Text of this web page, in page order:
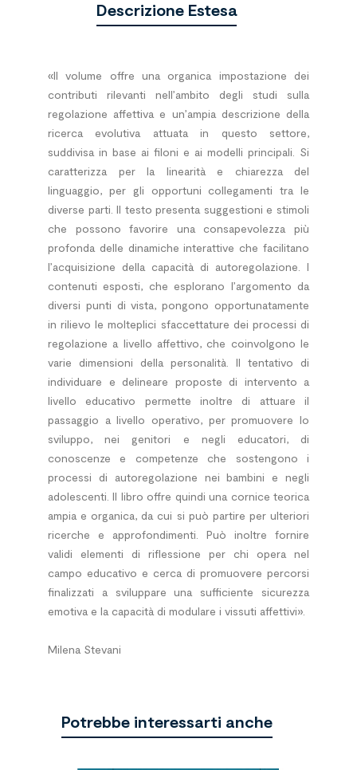
Descrizione Estesa
«Il volume offre una organica impostazione dei
contributi rilevanti nell’ambito degli studi sulla
regolazione affettiva e un’ampia descrizione della
ricerca evolutiva attuata in questo settore,
suddivisa in base ai filoni e ai modelli principali. Si
caratterizza per la linearità e chiarezza del
linguaggio, per gli opportuni collegamenti tra le
diverse parti. Il testo presenta suggestioni e stimoli
che possono favorire una consapevolezza più
profonda delle dinamiche interattive che facilitano
l’acquisizione della capacità di autoregolazione. I
contenuti esposti, che esplorano l’argomento da
diversi punti di vista, pongono opportunatamente
in rilievo le molteplici sfaccettature dei processi di
regolazione a livello affettivo, che coinvolgono le
varie dimensioni della personalità. Il tentativo di
individuare e delineare proposte di intervento a
livello educativo permette inoltre di attuare il
passaggio a livello operativo, per promuovere lo
sviluppo, nei genitori e negli educatori, di
conoscenze e competenze che sostengono i
processi di autoregolazione nei bambini e negli
adolescenti. Il libro offre quindi una cornice teorica
ampia e organica, da cui si può partire per ulteriori
ricerche e approfondimenti. Può inoltre fornire
validi elementi di riflessione per chi opera nel
campo educativo e cerca di promuovere percorsi
finalizzati a sviluppare una sufficiente sicurezza
emotiva e la capacità di modulare i vissuti affettivi».
Milena Stevani
Potrebbe interessarti anche